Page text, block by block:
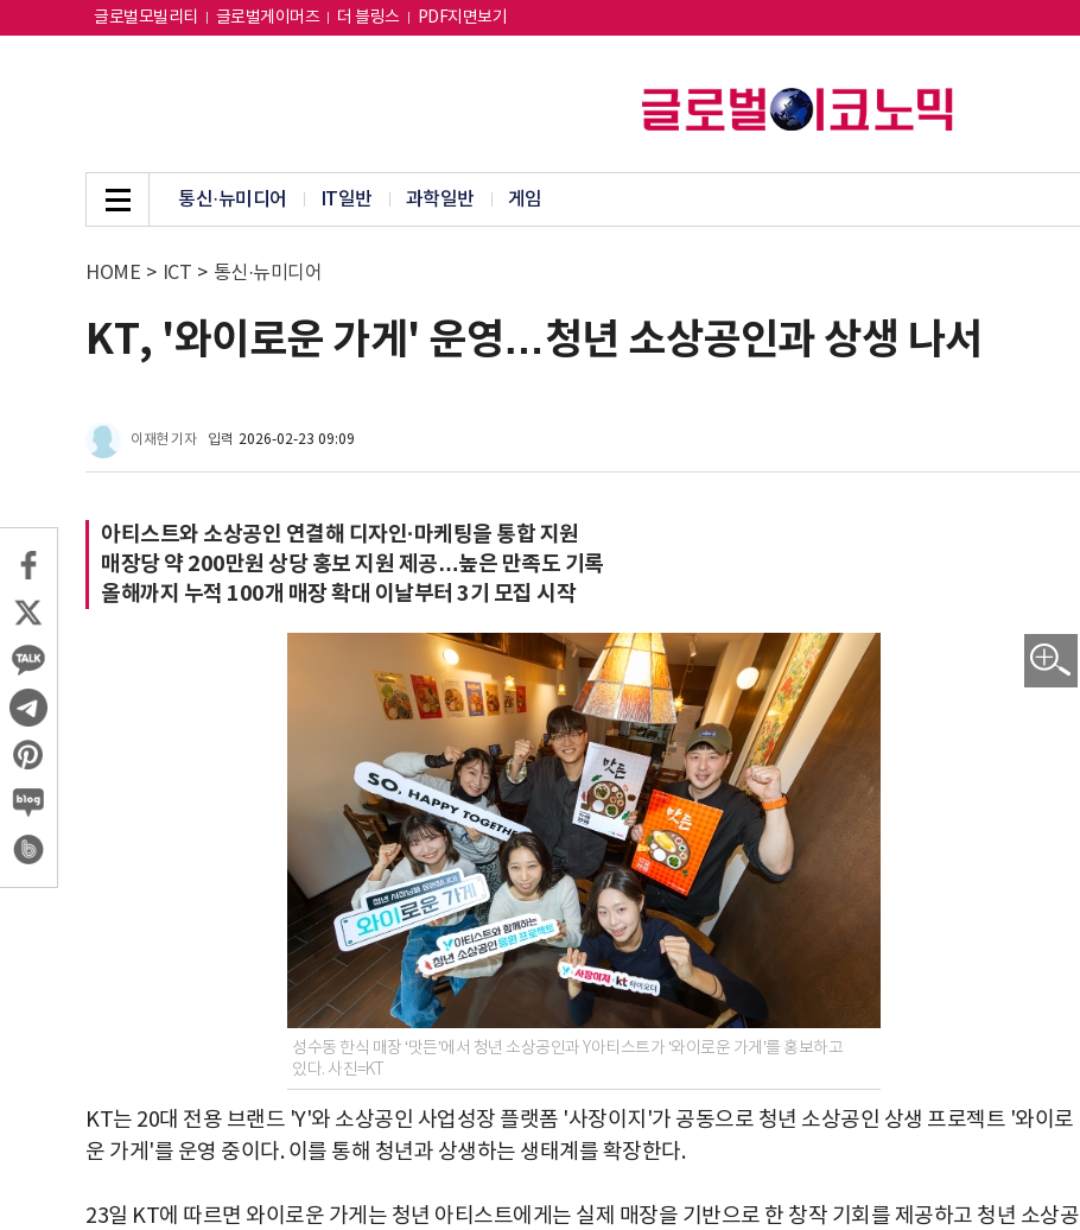
글로벌모빌리티 글로벌게이머즈 더 블링스 PDF지면보기
통신·뉴미디어 IT일반 과학일반 게임
HOME > ICT > 통신·뉴미디어
KT, '와이로운 가게' 운영…청년 소상공인과 상생 나서
이재현 기자 입력 2026-02-23 09:09
아티스트와 소상공인 연결해 디자인·마케팅을 통합 지원
매장당 약 200만원 상당 홍보 지원 제공…높은 만족도 기록
올해까지 누적 100개 매장 확대 이날부터 3기 모집 시작
성수동 한식 매장 ‘맛든’에서 청년 소상공인과 Y아티스트가 ‘와이로운 가게’를 홍보하고
있다. 사진=KT
KT는 20대 전용 브랜드 'Y'와 소상공인 사업성장 플랫폼 '사장이지'가 공동으로 청년 소상공인 상생 프로젝트 '와이로
운 가게'를 운영 중이다. 이를 통해 청년과 상생하는 생태계를 확장한다.
23일 KT에 따르면 와이로운 가게는 청년 아티스트에게는 실제 매장을 기반으로 한 창작 기회를 제공하고 청년 소상공